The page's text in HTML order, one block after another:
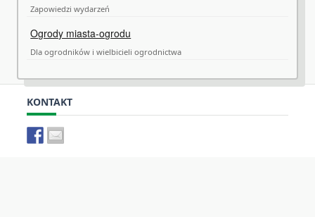
Zapowiedzi wydarzeń
Ogrody miasta-ogrodu
Dla ogrodników i wielbicieli ogrodnictwa
KONTAKT